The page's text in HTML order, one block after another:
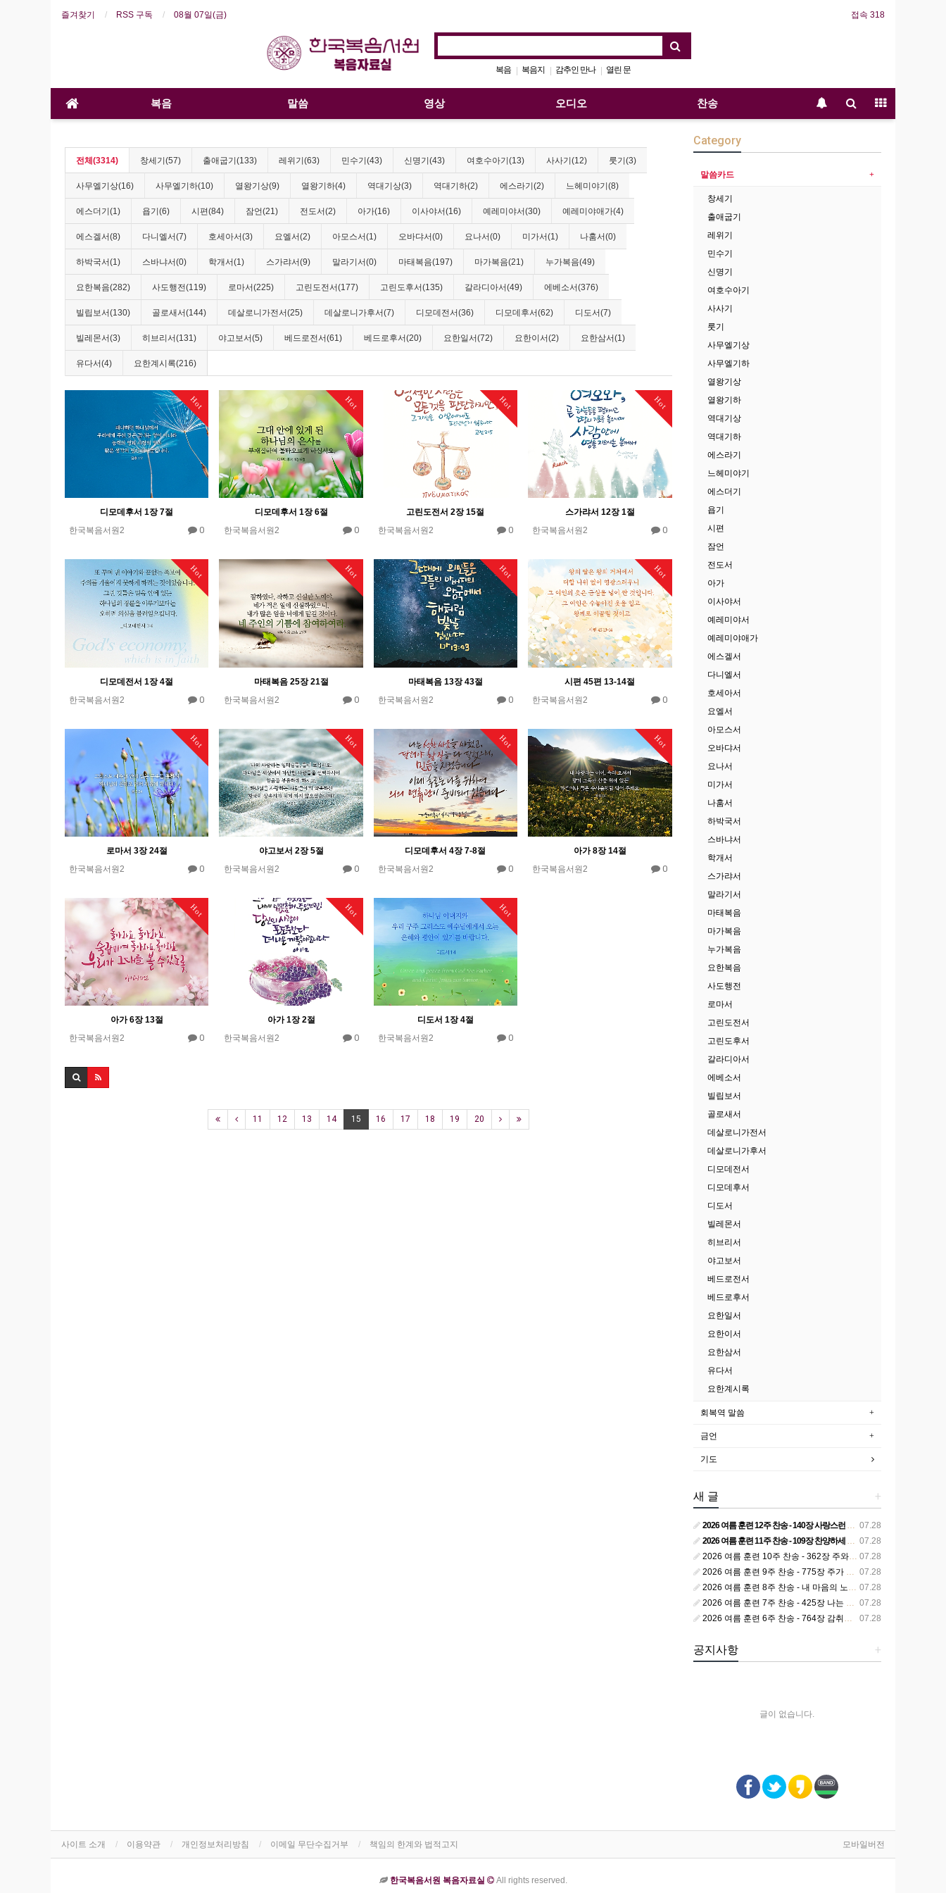
즐겨찾기 RSS 구독 08월 07일(금) 접속 318
복음 | 복음지 | 감추인 만나 | 열린 문
복음 말씀 영상 오디오 찬송
전체(3314) 창세기(57) 출애굽기(133) 레위기(63) 민수기(43) 신명기(43) 여호수아기(13) 사사기(12) 룻기(3)
사무엘기상(16) 사무엘기하(10) 열왕기상(9) 열왕기하(4) 역대기상(3) 역대기하(2) 에스라기(2) 느헤미야기(8)
에스더기(1) 욥기(6) 시편(84) 잠언(21) 전도서(2) 아가(16) 이사야서(16) 예레미야서(30) 예레미야애가(4)
에스겔서(8) 다니엘서(7) 호세아서(3) 요엘서(2) 아모스서(1) 오바댜서(0) 요나서(0) 미가서(1) 나훔서(0)
하박국서(1) 스바냐서(0) 학개서(1) 스가랴서(9) 말라기서(0) 마태복음(197) 마가복음(21) 누가복음(49)
요한복음(282) 사도행전(119) 로마서(225) 고린도전서(177) 고린도후서(135) 갈라디아서(49) 에베소서(376)
빌립보서(130) 골로새서(144) 데살로니가전서(25) 데살로니가후서(7) 디모데전서(36) 디모데후서(62) 디도서(7)
빌레몬서(3) 히브리서(131) 야고보서(5) 베드로전서(61) 베드로후서(20) 요한일서(72) 요한이서(2) 요한삼서(1)
유다서(4) 요한계시록(216)
Hot
디모데후서 1장 7절
한국복음서원2
0
Hot
디모데후서 1장 6절
한국복음서원2
0
Hot
고린도전서 2장 15절
한국복음서원2
0
Hot
스가랴서 12장 1절
한국복음서원2
0
Hot
디모데전서 1장 4절
한국복음서원2
0
Hot
마태복음 25장 21절
한국복음서원2
0
Hot
마태복음 13장 43절
한국복음서원2
0
Hot
시편 45편 13-14절
한국복음서원2
0
Hot
로마서 3장 24절
한국복음서원2
0
Hot
야고보서 2장 5절
한국복음서원2
0
Hot
디모데후서 4장 7-8절
한국복음서원2
0
Hot
아가 8장 14절
한국복음서원2
0
Hot
아가 6장 13절
한국복음서원2
0
Hot
아가 1장 2절
한국복음서원2
0
Hot
디도서 1장 4절
한국복음서원2
0
11 12 13 14 15 16 17 18 19 20
Category
말씀카드
창세기
출애굽기
레위기
민수기
신명기
여호수아기
사사기
룻기
사무엘기상
사무엘기하
열왕기상
열왕기하
역대기상
역대기하
에스라기
느헤미야기
에스더기
욥기
시편
잠언
전도서
아가
이사야서
예레미야서
예레미야애가
에스겔서
다니엘서
호세아서
요엘서
아모스서
오바댜서
요나서
미가서
나훔서
하박국서
스바냐서
학개서
스가랴서
말라기서
마태복음
마가복음
누가복음
요한복음
사도행전
로마서
고린도전서
고린도후서
갈라디아서
에베소서
빌립보서
골로새서
데살로니가전서
데살로니가후서
디모데전서
디모데후서
디도서
빌레몬서
히브리서
야고보서
베드로전서
베드로후서
요한일서
요한이서
요한삼서
유다서
요한계시록
회복역 말씀
금언
기도
+
새 글
07.28
2026 여름 훈련 12주 찬송 - 140장 사랑스런 나의 신랑
07.28
2026 여름 훈련 11주 찬송 - 109장 찬양하세 주의 승리
07.28
2026 여름 훈련 10주 찬송 - 362장 주와 함께 못 박혀서
07.28
2026 여름 훈련 9주 찬송 - 775장 주가 구속하신 백성
07.28
2026 여름 훈련 8주 찬송 - 내 마음의 노래 393장 참 영광스런 우리 왕
07.28
2026 여름 훈련 7주 찬송 - 425장 나는 피조된 그릇
07.28
2026 여름 훈련 6주 찬송 - 764장 감취었던 비밀 나타났으니
+
공지사항
글이 없습니다.
사이트 소개 이용약관 개인정보처리방침 이메일 무단수집거부 책임의 한계와 법적고지 모바일버전
한국복음서원 복음자료실 All rights reserved.